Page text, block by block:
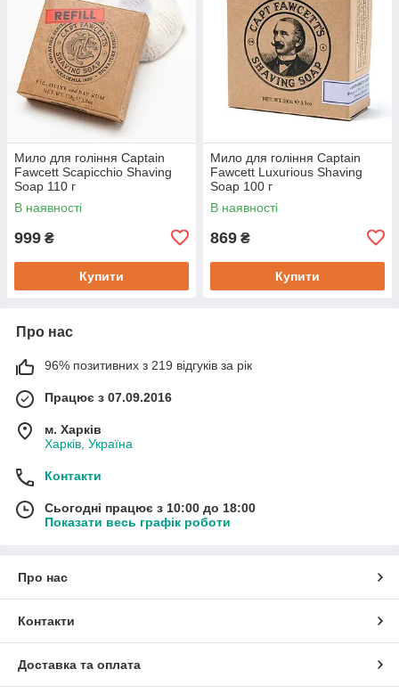
Мило для гоління Captain
Fawcett Scapicchio Shaving
Soap 110 г
В наявності
999 ₴
Купити
Мило для гоління Captain
Fawcett Luxurious Shaving
Soap 100 г
В наявності
869 ₴
Купити
Про нас
96% позитивних з 219 відгуків за рік
Працює з 07.09.2016
м. Харків
Харків, Україна
Контакти
Сьогодні працює з 10:00 до 18:00
Показати весь графік роботи
Про нас
Контакти
Доставка та оплата